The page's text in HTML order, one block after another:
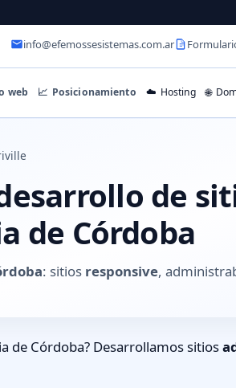
info@efemossesistemas.com.ar
web 📈 Posicionamiento ☁️ Hosting 🌐
de
de Córdoba
: sitios responsive,
de Córdoba? Desarrollamos sitios